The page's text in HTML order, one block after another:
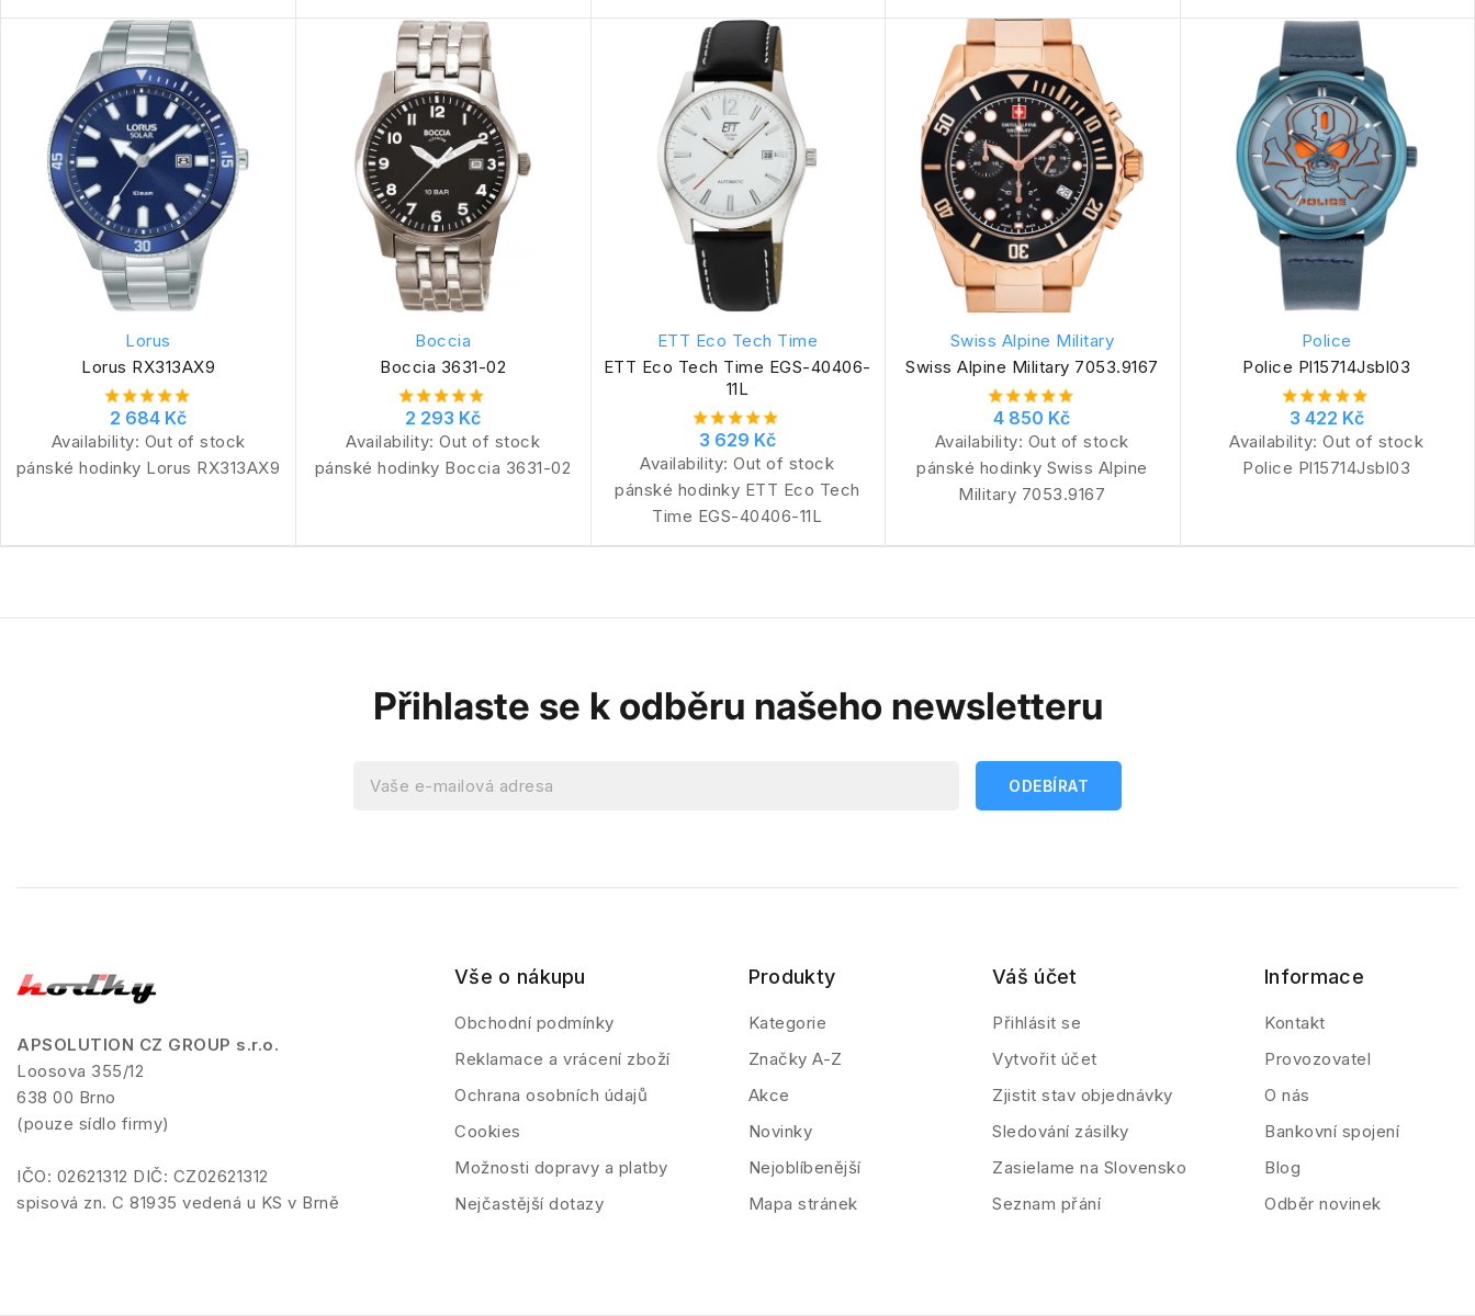
Lorus
Lorus RX313AX9
2 684 Kč
Availability: Out of stock
pánské hodinky Lorus RX313AX9
Boccia
Boccia 3631-02
2 293 Kč
Availability:Out of stock
pánské hodinky Boccia 3631-02
ETT Eco Tech Time
ETT Eco Tech Time EGS-40406-
11L
3 629 Kč
Availability:Out of stock
pánské hodinky ETT Eco Tech
Time EGS-40406-11L
Swiss Alpine Military
Swiss Alpine Military 7053.9167
4 850 Kč
Availability: Out of stock
pánské hodinky Swiss Alpine
Military 7053.9167
Police
Police Pl15714Jsbl03
3 422 Kč
Availability:Out of stock
Police Pl15714Jsbl03
Přihlaste se k odběru našeho newsletteru
APSOLUTION CZ GROUP s.r.o.
Loosova 355/12
638 00 Brno
(pouze sídlo firmy)
IČO: 02621312 DIČ: CZ02621312
spisová zn. C 81935 vedená u KS v Brně
Vše o nákupu
Obchodní podmínky
Reklamace a vrácení zboží
Ochrana osobních údajů
Cookies
Možnosti dopravy a platby
Nejčastější dotazy
Produkty
Kategorie
Značky A-Z
Akce
Novinky
Nejoblíbenější
Mapa stránek
Váš účet
Přihlásit se
Vytvořit účet
Zjistit stav objednávky
Sledování zásilky
Zasielame na Slovensko
Seznam přání
Informace
Kontakt
Provozovatel
O nás
Bankovní spojení
Blog
Odběr novinek